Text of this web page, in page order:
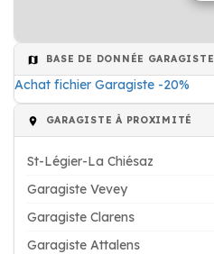
BASE DE DONNÉE GARAGISTE
Achat fichier Garagiste -20%
GARAGISTE À PROXIMITÉ
St-Légier-La Chiésaz
Garagiste Vevey
Garagiste Clarens
Garagiste Attalens